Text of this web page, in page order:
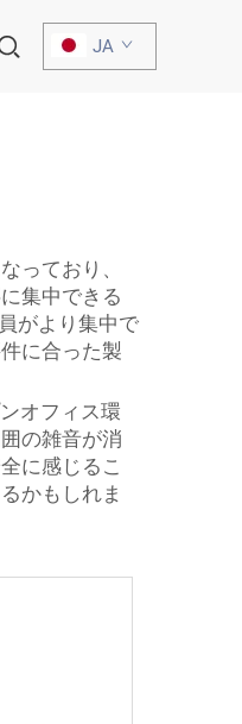
JA
っており、
集中できる
がより集中で
に合った製
オフィス環
の雑音が消
に感じるこ
かもしれま